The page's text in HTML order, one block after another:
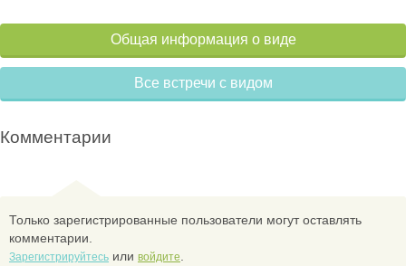
Общая информация о виде
Все встречи с видом
Комментарии
Только зарегистрированные пользователи могут оставлять
комментарии.
Зарегистрируйтесь или войдите